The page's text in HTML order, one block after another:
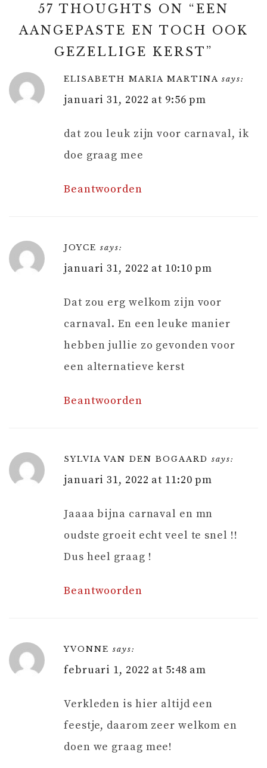
57 THOUGHTS ON “EEN
AANGEPASTE EN TOCH OOK
GEZELLIGE KERST ”
ELISABETH MARIA MARTINA says:
januari 31, 2022 at 9:56 pm
dat zou leuk zijn voor carnaval, ik
doe graag mee
Beantwoorden
JOYCE says:
januari 31, 2022 at 10:10 pm
Dat zou erg welkom zijn voor
carnaval. En een leuke manier
hebben jullie zo gevonden voor
een alternatieve kerst
Beantwoorden
SYLVIA VAN DEN BOGAARD says:
januari 31, 2022 at 11:20 pm
Jaaaa bijna carnaval en mn
oudste groeit echt veel te snel !!
Dus heel graag !
Beantwoorden
YVONNE says:
februari 1, 2022 at 5:48 am
Verkleden is hier altijd een
feestje, daarom zeer welkom en
doen we graag mee!